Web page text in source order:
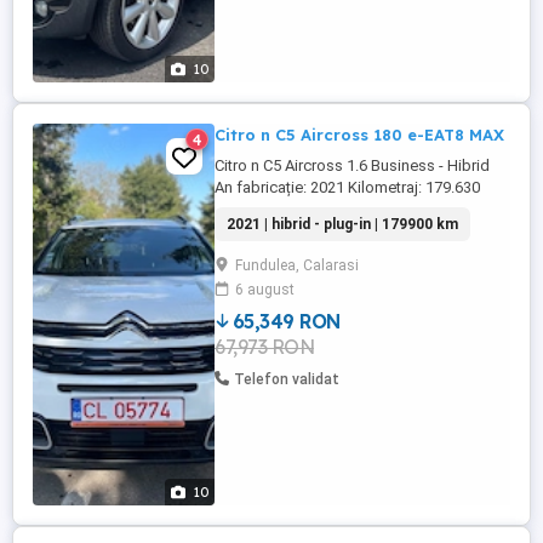
10
10
4 Citro n C5 Aircross 180 e-EAT8 MAX
Citro n C5 Aircross 1.6 Business - Hibrid
An fabricație: 2021 Kilometraj: 179.630
AUTOMATĂ FINANȚARE PRIN TBI BANK
GARANȚIE 12 LUNI LIVRARE LA DOMICILIU
Dotări principale. Confort și
funcționalitate. Climatizare automată bi-
zonă cu filtru ...
2021 | hibrid - plug-in | 179900 km
Fundulea, Calarasi
6 august
65,349 RON
67,973 RON
Telefon validat